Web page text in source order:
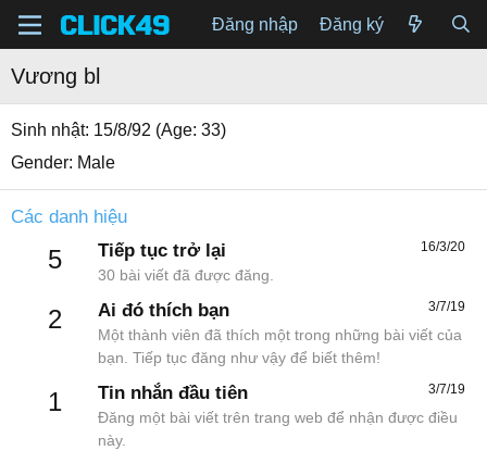
Đăng nhập Đăng ký
Vương bl
Sinh nhật 15/8/92 (Age: 33)
Gender Male
Các danh hiệu
5 16/3/20
Tiếp tục trở lại
30 bài viết đã được đăng.
2 3/7/19
Ai đó thích bạn
Một thành viên đã thích một trong những bài viết của
bạn. Tiếp tục đăng như vậy để biết thêm!
1 3/7/19
Tin nhắn đầu tiên
Đăng một bài viết trên trang web để nhận được điều
này.